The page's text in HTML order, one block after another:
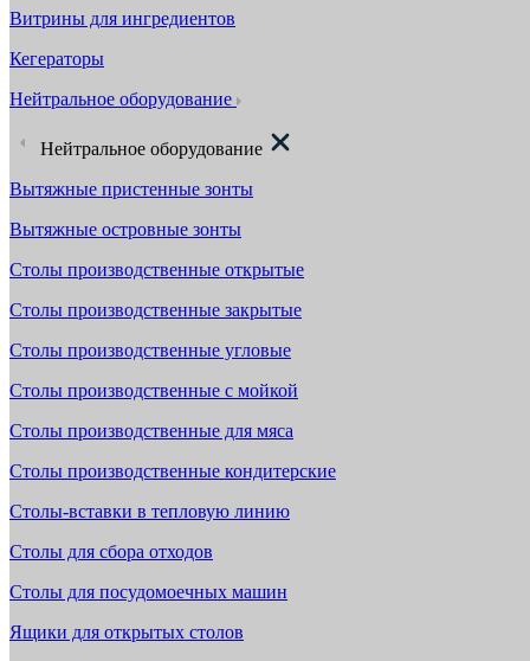
Витрины для ингредиентов
Кегераторы
Нейтральное оборудование
Нейтральное оборудование
Вытяжные пристенные зонты
Вытяжные островные зонты
Столы производственные открытые
Столы производственные закрытые
Столы производственные угловые
Столы производственные с мойкой
Столы производственные для мяса
Столы производственные кондитерские
Столы-вставки в тепловую линию
Столы для сбора отходов
Столы для посудомоечных машин
Ящики для открытых столов